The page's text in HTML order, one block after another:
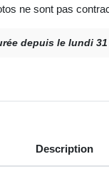
ne sont pas
depuis le lundi 31
Description